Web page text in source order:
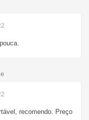
recomendo. Preço